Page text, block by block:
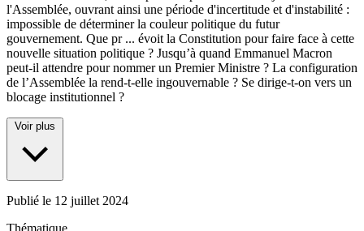
l'Assemblée, ouvrant ainsi une période d'incertitude et d'instabilité :
impossible de déterminer la couleur politique du futur
gouvernement. Que pr ... évoit la Constitution pour faire face à cette
nouvelle situation politique ? Jusqu’à quand Emmanuel Macron
peut-il attendre pour nommer un Premier Ministre ? La configuration
de l’Assemblée la rend-t-elle ingouvernable ? Se dirige-t-on vers un
blocage institutionnel ?
Voir plus
Publié le 12 juillet 2024